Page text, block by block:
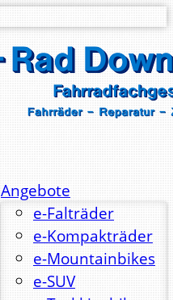
Angebote
e-Falträder
e-Kompakträder
e-Mountainbikes
e-SUV